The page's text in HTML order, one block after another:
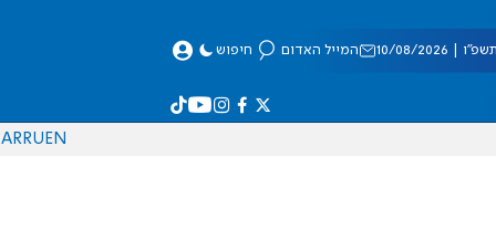
08/2026 המייל האדום חיפוש
EN
RU
AR